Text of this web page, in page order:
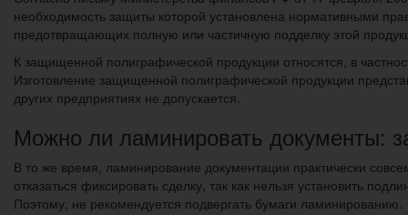
необходимость защиты которой установлена нормативными
предотвращающих полную или частичную подделку этой
К защищенной полиграфической продукции относятся, в
Изготовление защищенной полиграфической продукции
других предприятиях не допускается.
Можно ли ламинировать документы:
В то же время, ламинирование документации практически
отказаться фиксировать сделку, так как нельзя установить
Поэтому, не рекомендуется подвергать бумаги ламинированию.